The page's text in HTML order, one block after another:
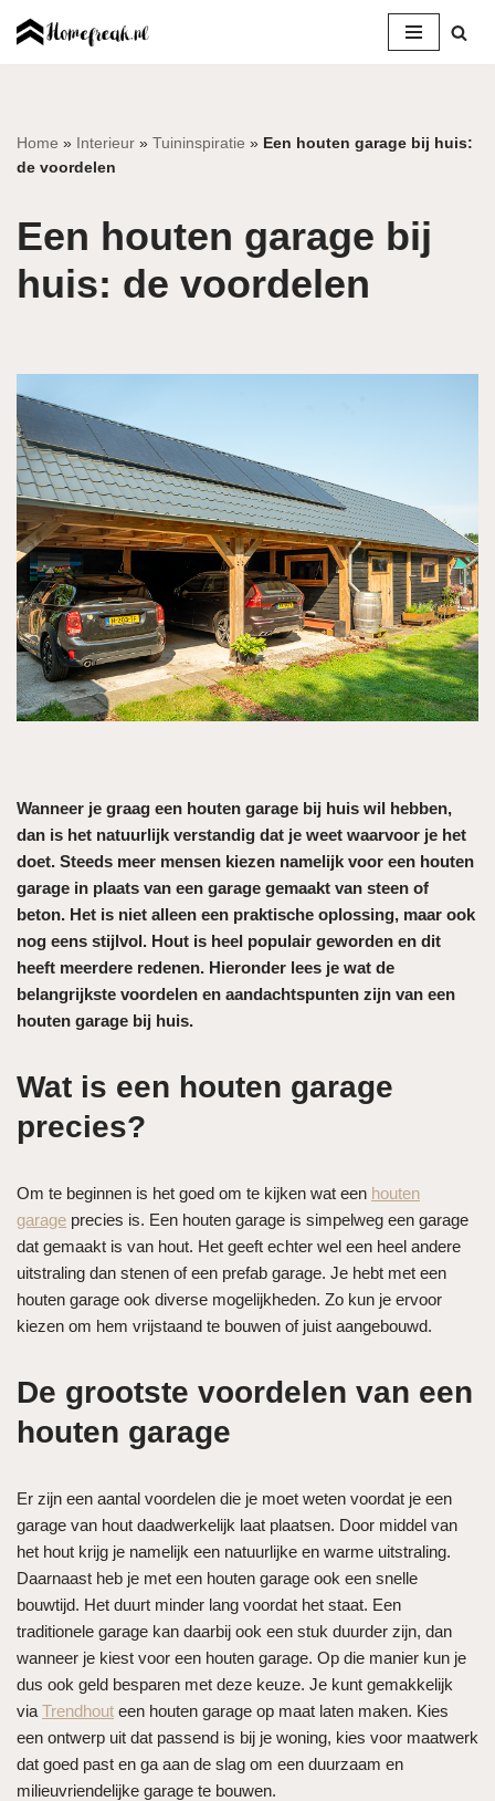
inhoud
Home » Interieur » Tuininspiratie » Een houten garage bij huis:
de voordelen
Een houten garage bij
huis: de voordelen
Wanneer je graag een houten garage bij huis wil hebben,
dan is het natuurlijk verstandig dat je weet waarvoor je het
doet. Steeds meer mensen kiezen namelijk voor een houten
garage in plaats van een garage gemaakt van steen of
beton. Het is niet alleen een praktische oplossing, maar ook
nog eens stijlvol. Hout is heel populair geworden en dit
heeft meerdere redenen. Hieronder lees je wat de
belangrijkste voordelen en aandachtspunten zijn van een
houten garage bij huis.
Wat is een houten garage
precies?
Om te beginnen is het goed om te kijken wat een houten
garage precies is. Een houten garage is simpelweg een garage
dat gemaakt is van hout. Het geeft echter wel een heel andere
uitstraling dan stenen of een prefab garage. Je hebt met een
houten garage ook diverse mogelijkheden. Zo kun je ervoor
kiezen om hem vrijstaand te bouwen of juist aangebouwd.
De grootste voordelen van een
houten garage
Er zijn een aantal voordelen die je moet weten voordat je een
garage van hout daadwerkelijk laat plaatsen. Door middel van
het hout krijg je namelijk een natuurlijke en warme uitstraling.
Daarnaast heb je met een houten garage ook een snelle
bouwtijd. Het duurt minder lang voordat het staat. Een
traditionele garage kan daarbij ook een stuk duurder zijn, dan
wanneer je kiest voor een houten garage. Op die manier kun je
dus ook geld besparen met deze keuze. Je kunt gemakkelijk
via Trendhout een houten garage op maat laten maken. Kies
een ontwerp uit dat passend is bij je woning, kies voor maatwerk
dat goed past en ga aan de slag om een duurzaam en
milieuvriendelijke garage te bouwen.